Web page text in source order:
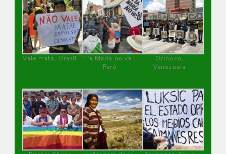
Vale mata, Brasil
Tía María no va !
Perú
Orinoco,
Venezuela